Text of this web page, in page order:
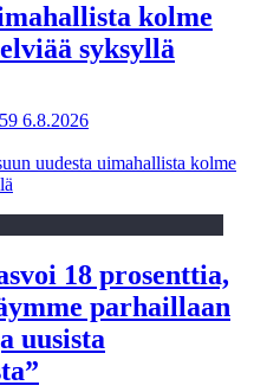
kolme
syksyllä
6.8.2026
uudesta uimahallista kolme
18 prosenttia,
parhaillaan
uusista